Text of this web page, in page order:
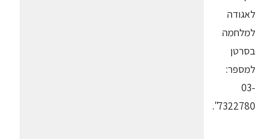
לאגודה
למלחמה
בסרטן
למספר:
03-
7322780".